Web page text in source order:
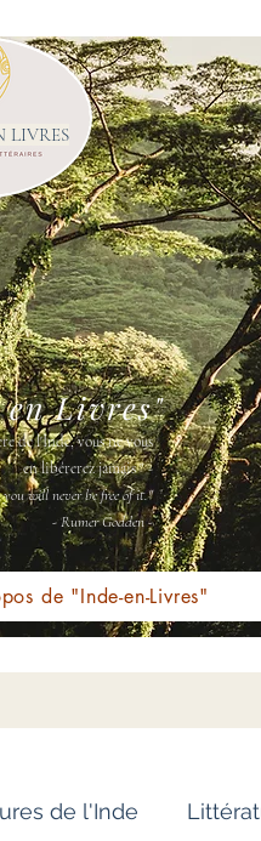
LIVRES
de l'Inde, vous ne vous
en libérerez jamais " -
will never be free of it."
- Rumer Godden -
en Livres"
de "Inde-en-Livres"
de l'Inde